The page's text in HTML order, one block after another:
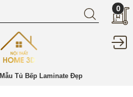
0
Mẫu Tủ Bếp Laminate Đẹp